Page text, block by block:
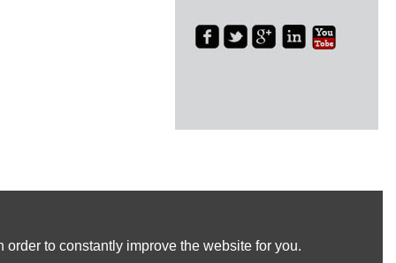
to constantly improve the website for you.